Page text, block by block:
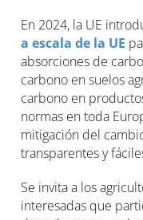
En 2024, la UE
a escala de la UE
absorciones de
carbono en suelos
carbono en
normas en toda
mitigación del
transparentes y
Se invita a los
interesadas que